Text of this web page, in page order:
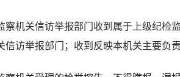
关信访举报部门收到属于上级纪检监
信访举报部门；收到反映本机关主要负